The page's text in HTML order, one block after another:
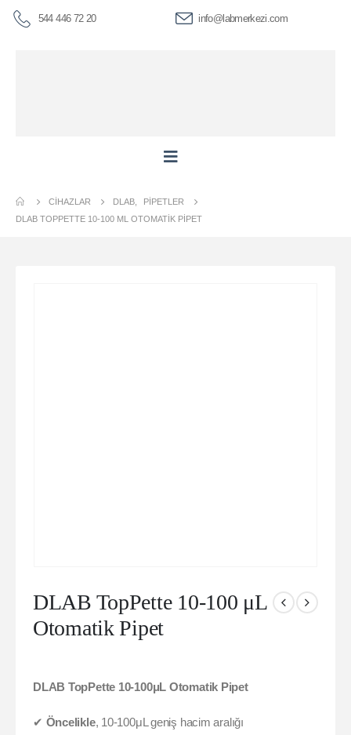
544 446 72 20 info@labmerkezi.com
CIHAZLAR DLAB
PIPETLER
DLAB TOPPETTE 10-100 ΜL OTOMATIK PIPET
DLAB TopPette 10-100 μL
Otomatik Pipet
DLAB TopPette 10-100μL Otomatik Pipet
✔ Öncelikle, 10-100μL geniş hacim aralığı